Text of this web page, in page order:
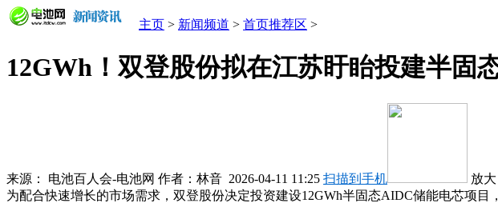
主页 > 新闻频道 > 首页推荐区 >
12GWh！双登股份拟在江苏盱眙投建半固
来源： 电池百人会-电池网 作者： 林音 2026-04-11 11:25 扫描到手机 放大
为配合快速增长的市场需求，双登股份决定投资建设12GWh半固态AIDC储能电芯项